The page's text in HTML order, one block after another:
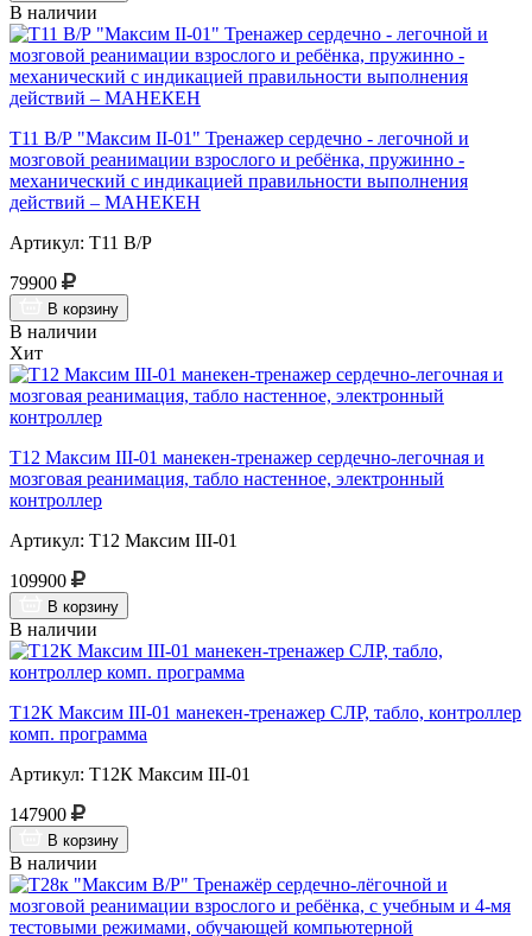
В наличии
Т11 В/Р "Максим II-01" Тренажер сердечно - легочной и
мозговой реанимации взрослого и ребёнка, пружинно -
механический с индикацией правильности выполнения
действий – МАНЕКЕН
Артикул: Т11 В/Р
79900
В корзину
В наличии
Хит
Т12 Максим III-01 манекен-тренажер сердечно-легочная и
мозговая реанимация, табло настенное, электронный
контроллер
Артикул: Т12 Максим III-01
109900
В корзину
В наличии
Т12К Максим III-01 манекен-тренажер СЛР, табло, контроллер
комп. программа
Артикул: Т12К Максим III-01
147900
В корзину
В наличии